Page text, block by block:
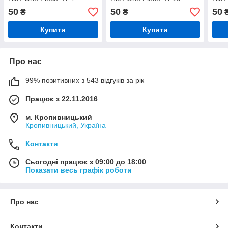
50 ₴
Купити
50₴
Купити
50
Про нас
99% позитивних з 543 відгуків за рік
Працює з 22.11.2016
м. Кропивницький
Кропивницький, Україна
Контакти
Сьогодні працює з 09:00 до 18:00
Показати весь графік роботи
Про нас